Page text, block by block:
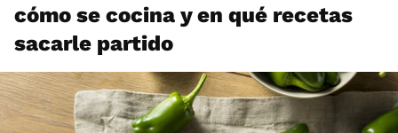
cómo se cocina y en qué recetas
sacarle partido